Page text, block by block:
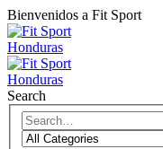
Bienvenidos a Fit Sport
Search